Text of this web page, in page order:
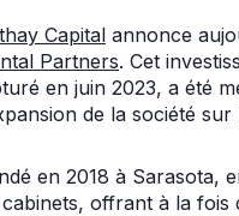
Capital annonce
Partners. Cet
en juin 2023, a été
de la société
en 2018 à Sarasota,
offrant à la fois